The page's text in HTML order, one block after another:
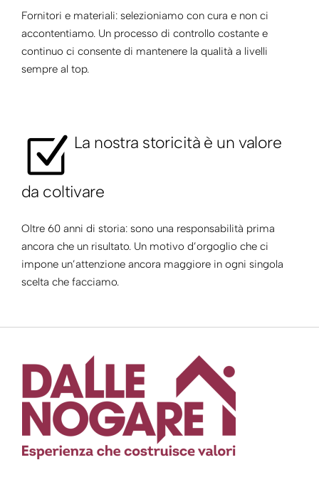
Fornitori e materiali: selezioniamo con cura e non ci
accontentiamo. Un processo di controllo costante e
continuo ci consente di mantenere la qualità a livelli
sempre al top.
La nostra storicità è un valore
da coltivare
Oltre 60 anni di storia: sono una responsabilità prima
ancora che un risultato. Un motivo d’orgoglio che ci
impone un’attenzione ancora maggiore in ogni singola
scelta che facciamo.